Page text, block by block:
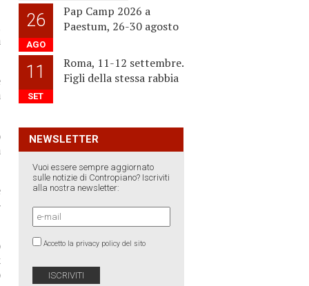
26
AGO
Pap Camp 2026 a
Paestum, 26-30 agosto
11
SET
Roma, 11-12 settembre.
Figli della stessa rabbia
NEWSLETTER
Vuoi essere sempre aggiornato
sulle notizie di Contropiano? Iscriviti
alla nostra newsletter:
Accetto la privacy policy del sito